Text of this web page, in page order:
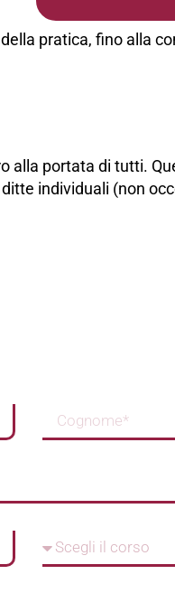
pratica, fino alla
alla portata di tutti.
individuali (non